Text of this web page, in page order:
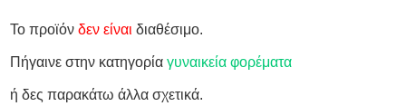
Το προϊόν δεν είναι διαθέσιμο.
Πήγαινε στην κατηγορία γυναικεία φορέματα
ή δες παρακάτω άλλα σχετικά.